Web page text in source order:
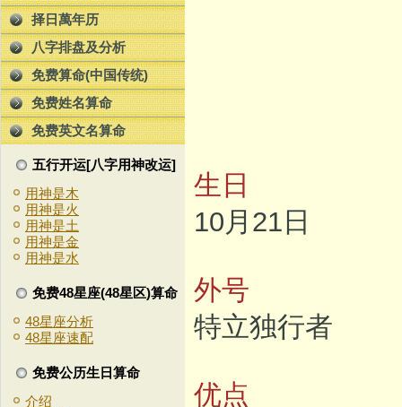
择日萬年历
八字排盘及分析
免费算命(中国传统)
免费姓名算命
免费英文名算命
五行开运[八字用神改运]
用神是木
用神是火
用神是土
用神是金
用神是水
免费48星座(48星区)算命
48星座分析
48星座速配
免费公历生日算命
介绍
生日
10月21日
外号
特立独行者
优点